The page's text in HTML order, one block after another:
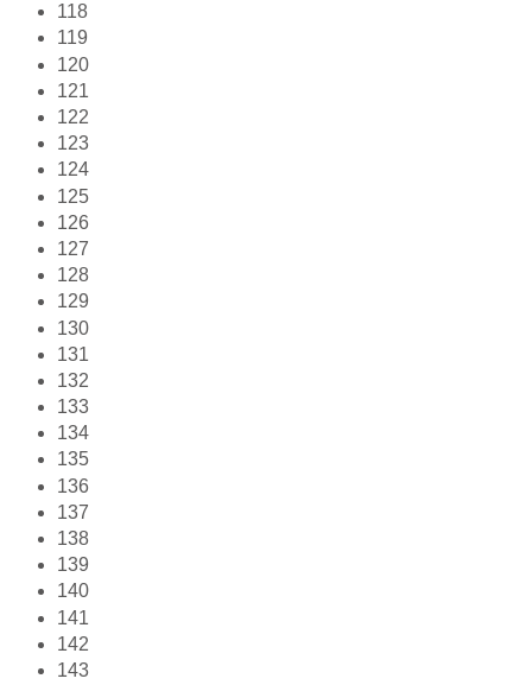
118
119
120
121
122
123
124
125
126
127
128
129
130
131
132
133
134
135
136
137
138
139
140
141
142
143